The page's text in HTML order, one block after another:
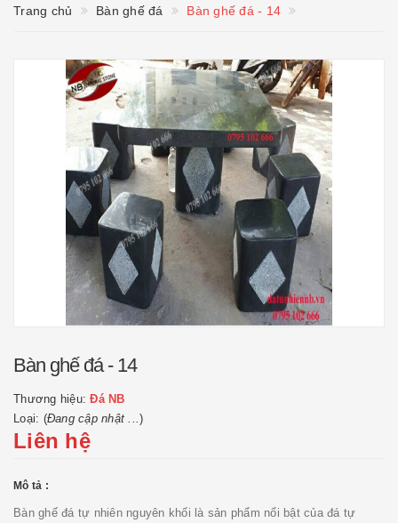
Trang chủ Bàn ghế đá Bàn ghế đá - 14
Bàn ghế đá - 14
Thương hiệu:Đá NB
Loại: (Đang cập nhật ...)
Liên hệ
Mô tả :
Bàn ghế đá tự nhiên nguyên khối là sản phẩm nổi bật của đá tự